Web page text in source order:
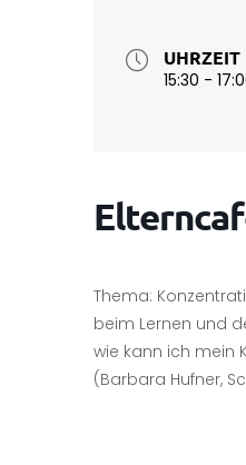
UHRZEIT
15:30 -
Thema:
beim Lernen und
wie kann ich mein
(Barbara Hufner,